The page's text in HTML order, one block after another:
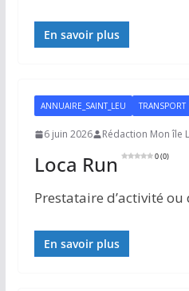
En savoir plus
ANNUAIRE_SAINT_LEU TRANSPORT
6 juin 2026 Rédaction Mon île
Loca Run 0 (0)
Prestataire d’activité
En savoir plus